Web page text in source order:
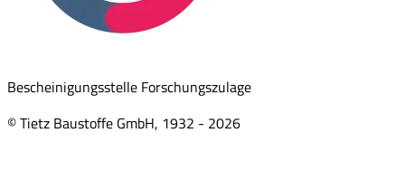
Bescheinigungsstelle Forschungszulage
© Tietz Baustoffe GmbH, 1932 - 2026